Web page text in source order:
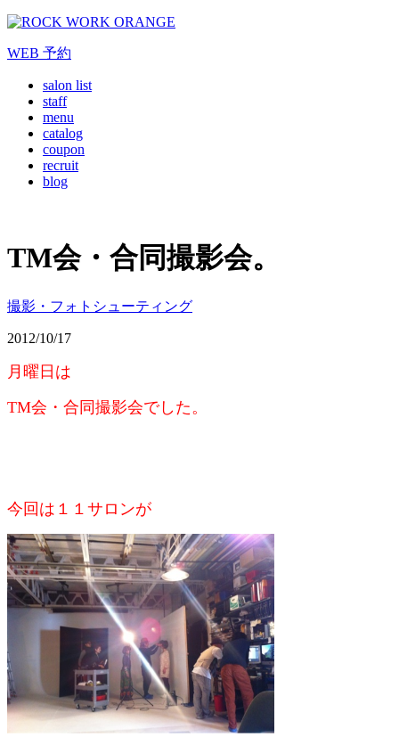
WEB 予約
salon list
staff
menu
catalog
coupon
recruit
blog
TM会・合同撮影会。
撮影・フォトシューティング
2012/10/17
月曜日は
TM会・合同撮影会でした。
今回は１１サロンが